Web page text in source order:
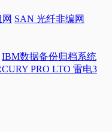
SAN 光纤非编网
IBM数据备份归档系统
PRO LTO 雷电3